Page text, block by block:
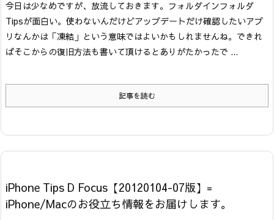
今日は少なめですが、放流しておきます。フォルダインフォルダ
Tipsが面白い。使わないんだけどアップデートだけ確認したいアプ
リなんかは「凍結」という意味ではよいかもしれませんね。できれ
ばそこからの復旧方法も書いて頂けるとありがたかったで ...
記事を読む
iPhone Tips D Focus【20120104-07版】=
iPhone/Macのお役立ち情報をお届けします。